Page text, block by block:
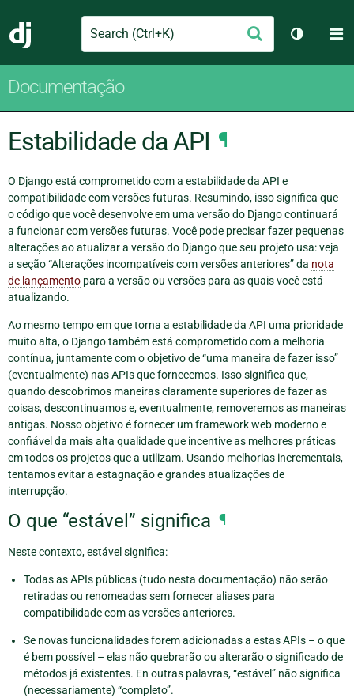
Django
Search Enviar
Alternar
Documentação
Estabilidade da API ¶
O Django está comprometido com a estabilidade da API e
compatibilidade com versões futuras. Resumindo, isso significa que
o código que você desenvolve em uma versão do Django continuará
a funcionar com versões futuras. Você pode precisar fazer pequenas
alterações ao atualizar a versão do Django que seu projeto usa: veja
a seção “Alterações incompatíveis com versões anteriores” da nota
de lançamento para a versão ou versões para as quais você está
atualizando.
Ao mesmo tempo em que torna a estabilidade da API uma prioridade
muito alta, o Django também está comprometido com a melhoria
contínua, juntamente com o objetivo de “uma maneira de fazer isso”
(eventualmente) nas APIs que fornecemos. Isso significa que,
quando descobrimos maneiras claramente superiores de fazer as
coisas, descontinuamos e, eventualmente, removeremos as maneiras
antigas. Nosso objetivo é fornecer um framework web moderno e
confiável da mais alta qualidade que incentive as melhores práticas
em todos os projetos que a utilizam. Usando melhorias incrementais,
tentamos evitar a estagnação e grandes atualizações de
interrupção.
O que “estável” significa ¶
Neste contexto, estável significa:
Todas as APIs públicas (tudo nesta documentação) não serão
retiradas ou renomeadas sem fornecer aliases para
compatibilidade com as versões anteriores.
Se novas funcionalidades forem adicionadas a estas APIs – o que
é bem possível – elas não quebrarão ou alterarão o significado de
métodos já existentes. En outras palavras, “estável” não significa
(necessariamente) “completo”.